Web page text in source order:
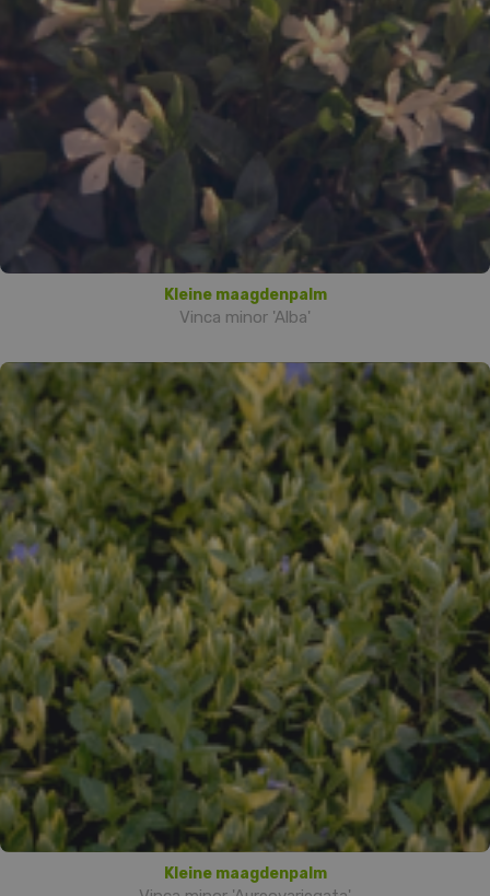
Kleine maagdenpalm
Vinca minor 'Alba'
Kleine maagdenpalm